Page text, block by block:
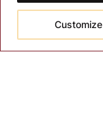
Customize
Monthly Promotion
Blog